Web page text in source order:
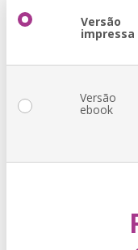
Versão
impressa
Versão
ebook